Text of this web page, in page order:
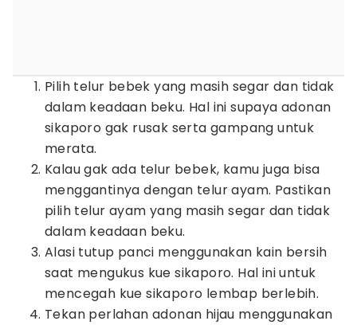
Pilih telur bebek yang masih segar dan tidak
dalam keadaan beku. Hal ini supaya adonan
sikaporo gak rusak serta gampang untuk
merata.
Kalau gak ada telur bebek, kamu juga bisa
menggantinya dengan telur ayam. Pastikan
pilih telur ayam yang masih segar dan tidak
dalam keadaan beku.
Alasi tutup panci menggunakan kain bersih
saat mengukus kue sikaporo. Hal ini untuk
mencegah kue sikaporo lembap berlebih.
Tekan perlahan adonan hijau menggunakan